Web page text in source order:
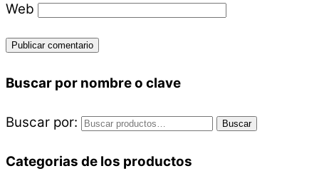
Web
Buscar por nombre o clave
Buscar por: Buscar
Categorias de los productos